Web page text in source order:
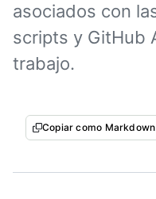
asociados con
scripts y GitHub
trabajo.
Copiar como Markdown